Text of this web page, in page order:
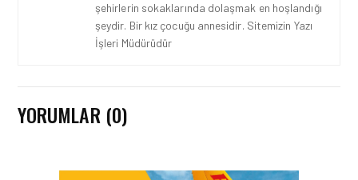
şehirlerin sokaklarında dolaşmak en hoşlandığı
şeydir. Bir kız çocuğu annesidir. Sitemizin Yazı
İşleri Müdürüdür
YORUMLAR (0)